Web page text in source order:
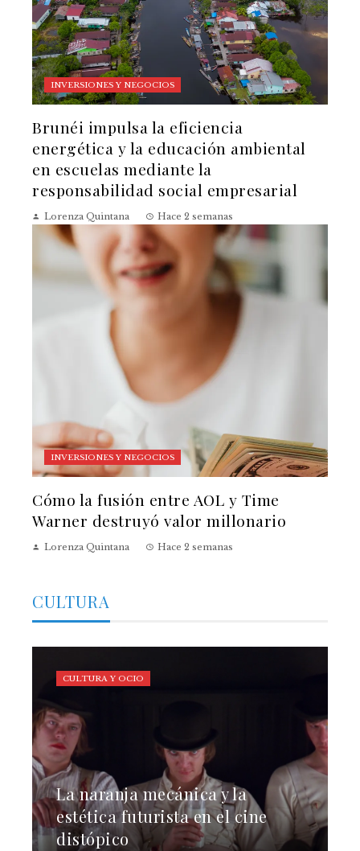
INVERSIONES Y NEGOCIOS
Brunéi impulsa la eficiencia
energética y la educación ambiental
en escuelas mediante la
responsabilidad social empresarial
Lorenza Quintana Hace 2 semanas
INVERSIONES Y NEGOCIOS
Cómo la fusión entre AOL y Time
Warner destruyó valor millonario
Lorenza Quintana Hace 2 semanas
CULTURA
La naranja mecánica y la
estética futurista en el cine
distópico
CULTURA Y OCIO